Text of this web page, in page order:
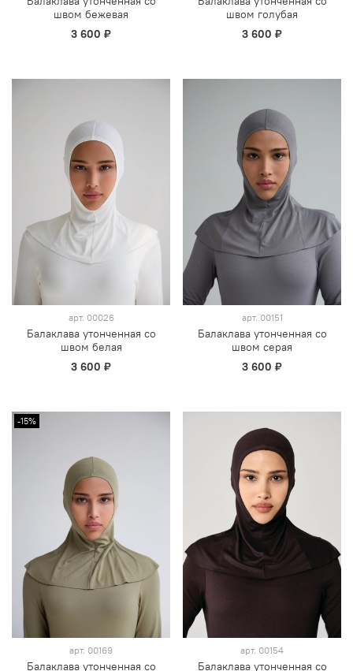
швом бежевая
3 600 ₽
швом голубая
3 600 ₽
арт. 00026
Балаклава утонченная со
швом белая
3 600 ₽
арт. 00151
Балаклава утонченная со
швом серая
3 600 ₽
-15%
арт. 00169
Балаклава утонченная со
арт. 00154
Балаклава утонченная со